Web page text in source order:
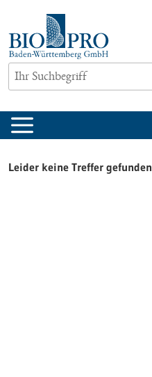
springen
Leider keine Treffer gefunden